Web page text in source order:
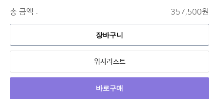
총 금액 : 357,500원
장바구니
위시리스트
바로구매